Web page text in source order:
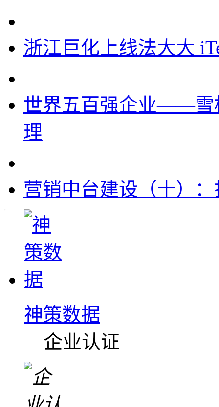
浙江巨化上线法大大
世界五百强企业——雪
理
营销中台建设（十）
神策数据
企业认证